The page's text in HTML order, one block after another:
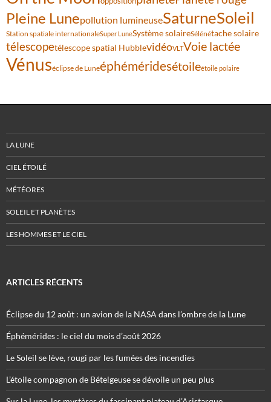
Pleine Lunepollution lumineuseSaturneSoleil
Station spatiale internationaleSuper LuneSystème solaireSélénétache solaire
télescopetélescope spatial HubblevidéoVLTVoie lactée
Vénuséclipse de Luneéphéméridesétoileétoile polaire
LA LUNE
CIEL ÉTOILÉ
MÉTÉORES
SOLEIL ET PLANÈTES
LES HOMMES ET LE CIEL
ARTICLES RÉCENTS
Éclipse du 12 août : un avion de la NASA dans l’ombre de la Lune
Éphémérides : le ciel du mois d’août 2026
Le Soleil se lève, rougi par les fumées des incendies
L’étoile compagnon de Bételgeuse se dévoile un peu plus